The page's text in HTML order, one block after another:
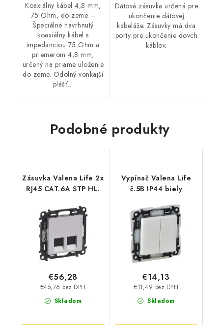
Koaxiálny kábel 4,8 mm,
75 Ohm, do zeme –
Špeciálne navrhnutý
koaxiálny kábel s
impedanciou 75 Ohm a
priemerom 4,8 mm,
určený na priame uloženie
do zeme. Odolný vonkajší
plášť...
Dátová zásuvka určená pre
ukončenie dátovej
kabeláže. Zásuvky má dva
porty pre ukončenie dovch
káblov.
Podobné produkty
Zásuvka Valena Life 2x
RJ45 CAT.6A STP HL.
Skladom
€45,76 bez DPH
€56,28
Vypínač Valena Life
č.5B IP44 biely
Skladom
€11,49 bez DPH
€14,13